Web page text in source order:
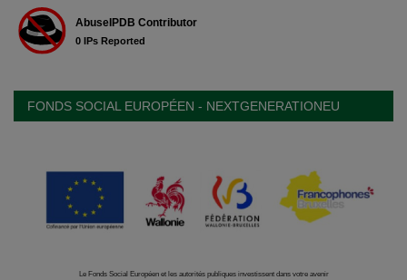
FONDS SOCIAL EUROPÉEN - NEXTGENERATIONEU
Le Fonds Social Européen et les autorités publiques investissent dans votre avenir